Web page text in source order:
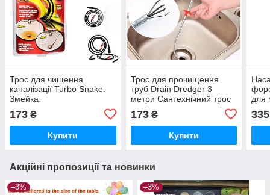
Трос для чищення
каналізації Turbo Snake.
Змейка.
173 ₴
Купити
Трос для прочищення
труб Drain Dredger 3
метри Сантехнічний трос
173₴
Купити
для
335
Акційні пропозиції та новинки
–3% –3%